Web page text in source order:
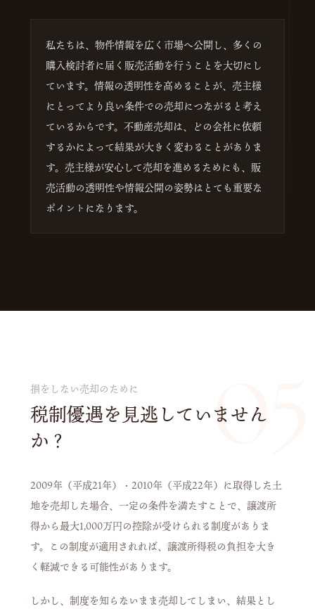
私たちは、物件情報を広く市場へ公開し、多くの
購入検討者に届く販売活動を行うことを大切にし
ています。情報の透明性を高めることが、売主様
にとってより良い条件での売却につながると考え
ているからです。不動産売却は、どの会社に依頼
するかによって結果が大きく変わることがありま
す。売主様が安心して売却を進めるためにも、販
売活動の透明性や情報公開の姿勢はとても重要な
ポイントになります。
05
損をしない売却のために
税制優遇を見逃していません
か？
2009年（平成21年）・2010年（平成22年）に取得した土
地を売却した場合、一定の条件を満たすことで、譲渡所
得から最大1,000万円の控除が受けられる制度がありま
す。この制度が適用されれば、譲渡所得税の負担を大き
く軽減できる可能性があります。
しかし、制度を知らないまま売却してしまい、結果とし